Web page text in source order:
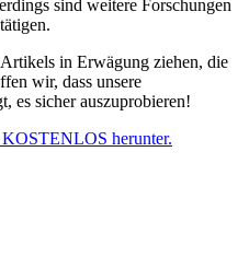
sind weitere Forschungen
in Erwägung ziehen, die
wir, dass unsere
es sicher auszuprobieren!
herunter.